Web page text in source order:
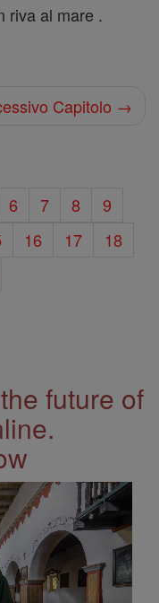
riva al mare .
Capitolo →
6 7 8
9
16 17
18
future of